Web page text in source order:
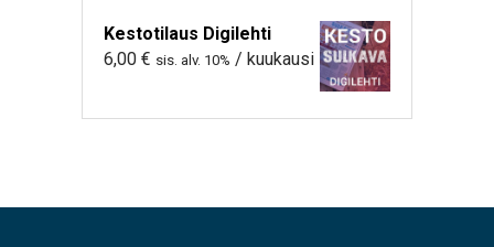
Kestotilaus Digilehti
6,00 € sis. alv. 10% / kuukausi